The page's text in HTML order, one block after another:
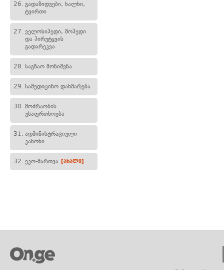
26. გადაზიდვები, ხალხი,
ტვირთი
27. ველოსიპედი, მოპედი
და პირუტყვის
გადარეკვა
28. საგზაო მონიშვნა
29. სამედიცინო დახმარება
30. მოძრაობის
უსაფრთხოება
31. ადმინისტრაციული
კანონი
32. ეკო-მართვა [ახალი]